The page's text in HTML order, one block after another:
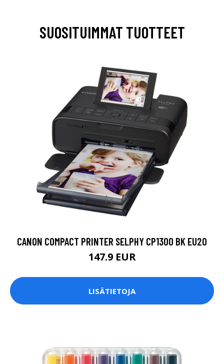
SUOSITUIMMAT TUOTTEET
CANON COMPACT PRINTER SELPHY CP1300 BK EU20
147.9 EUR
LISÄTIETOJA